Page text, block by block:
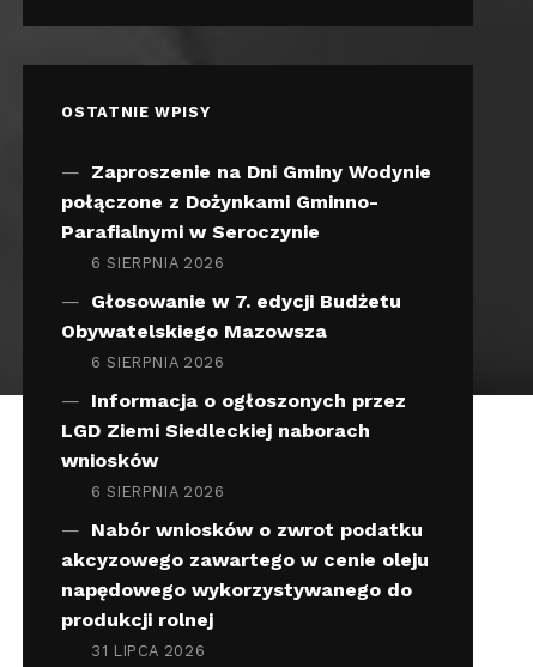
OSTATNIE WPISY
Zaproszenie na Dni Gminy Wodynie
połączone z Dożynkami Gminno-
Parafialnymi w Seroczynie
6 SIERPNIA 2026
Głosowanie w 7. edycji Budżetu
Obywatelskiego Mazowsza
6 SIERPNIA 2026
Informacja o ogłoszonych przez
LGD Ziemi Siedleckiej naborach
wniosków
6 SIERPNIA 2026
Nabór wniosków o zwrot podatku
akcyzowego zawartego w cenie oleju
napędowego wykorzystywanego do
produkcji rolnej
31 LIPCA 2026